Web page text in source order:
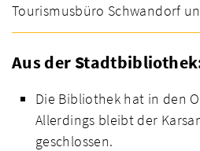
Tourismusbüro Schwandorf
Aus der
Die Bibliothek hat in den
Allerdings bleibt der
geschlossen.